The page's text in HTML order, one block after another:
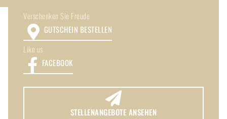
Verschenken Sie Freude
GUTSCHEIN BESTELLEN
Like us
FACEBOOK
STELLENANGEBOTE ANSEHEN